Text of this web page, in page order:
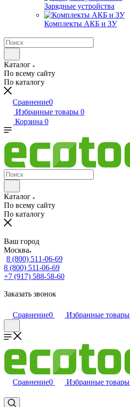
Зарядные устройства
Комплекты АКБ и ЗУ
Каталог
По всему сайту
По каталогу
Сравнение0
Избранные товары 0
Корзина 0
Каталог
По всему сайту
По каталогу
Ваш город
Москва
8 (800) 511-06-69
8 (800) 511-06-69
+7 (917) 588-58-60
Заказать звонок
Сравнение0 Избранные товары
Сравнение0 Избранные товары